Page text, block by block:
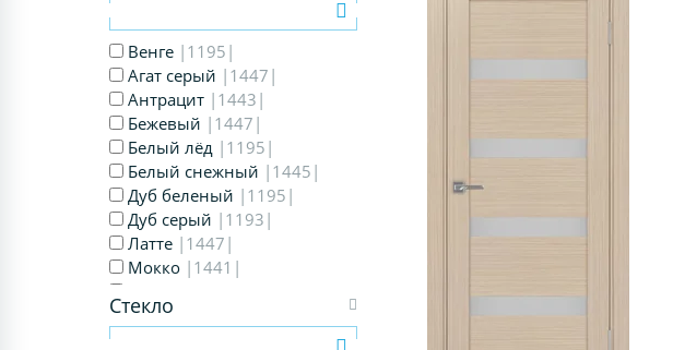
Венге |1195|
Агат серый |1447|
Антрацит |1443|
Бежевый |1447|
Белый лёд |1195|
Белый снежный |1445|
Дуб беленый |1195|
Дуб серый |1193|
Латте |1447|
Мокко |1441|
Пепельный
Стекло